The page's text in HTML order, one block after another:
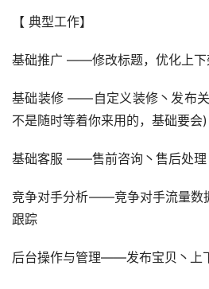
【 典型工作】
基础推广 ——修改标题，优化上下
基础装修 ——自定义装修丶发布
不是随时等着你来用的，基础要会)
基础客服 ——售前咨询丶售后处理
竞争对手分析——竞争对手流量数
跟踪
后台操作与管理——发布宝贝丶上